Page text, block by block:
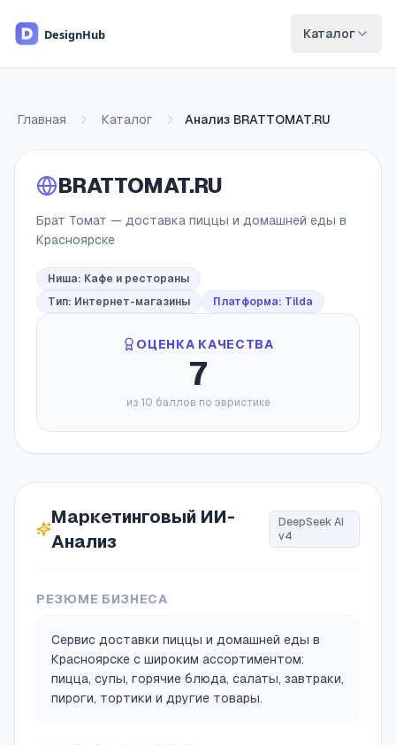
Каталог
Главная Каталог Анализ BRATTOMAT.RU
BRATTOMAT.RU
Брат Томат — доставка пиццы и домашней еды в
Красноярске
Ниша: Кафе и рестораны
Тип: Интернет-магазины Платформа: Tilda
ОЦЕНКА КАЧЕСТВА
7
из 10 баллов по эвристике
Маркетинговый ИИ-
Анализ
DeepSeek AI
v4
РЕЗЮМЕ БИЗНЕСА
Сервис доставки пиццы и домашней еды в
Красноярске с широким ассортиментом:
пицца, супы, горячие блюда, салаты, завтраки,
пироги, тортики и другие товары.